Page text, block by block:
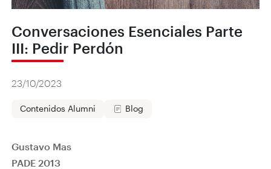
Conversaciones Esenciales Parte
III: Pedir Perdón
23/10/2023
Contenidos Alumni Blog
Gustavo Mas
PADE 2013